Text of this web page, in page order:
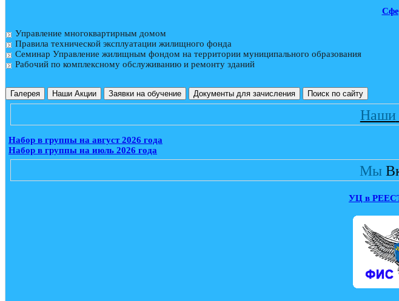
Управление многоквартирным домом
Правила технической эксплуатации жилищного фонда
Семинар Управление жилищным фондом на территории муниципального образования
Рабочий по комплексному обслуживанию и ремонту зданий
Галерея Наши Акции Заявки на обучение Документы для зачисления Поиск по сайту
Наши
Набор в группы на август 2026 года
Набор в группы на июль 2026 года
Мы
УЦ в